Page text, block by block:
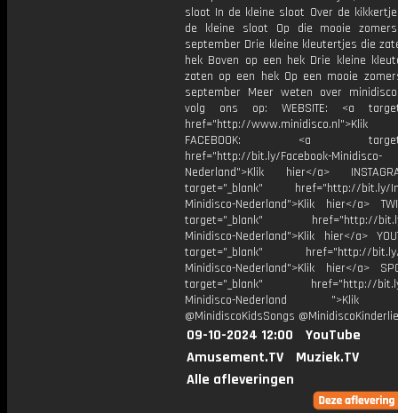
sloot In de kleine sloot Over de
de kleine sloot Op die mooie
september Drie kleine kleutertjes die
hek Boven op een hek Drie kleine
zaten op een hek Op een mooie
september Meer weten over
volg ons op: WEBSITE: <a
href="http://www.minidisco.nl">Klik
FACEBOOK: <a
href="http://bit.ly/Facebook-Minidisco-
Nederland">Klik hier</a>
target="_blank" href="http://bit.ly/
Minidisco-Nederland">Klik hier</a>
target="_blank" href="http://
Minidisco-Nederland">Klik hier</a>
target="_blank" href="http://bit.ly/
Minidisco-Nederland">Klik hier</a>
target="_blank" href="http://
Minidisco-Nederland ">Klik
@MinidiscoKidsSongs
09-10-2024 12:00
YouTube
Amusement.TV
Muziek.TV
Alle afleveringen